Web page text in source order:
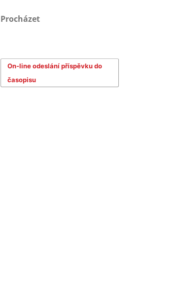
Procházet
On-line odeslání příspěvku do
časopisu